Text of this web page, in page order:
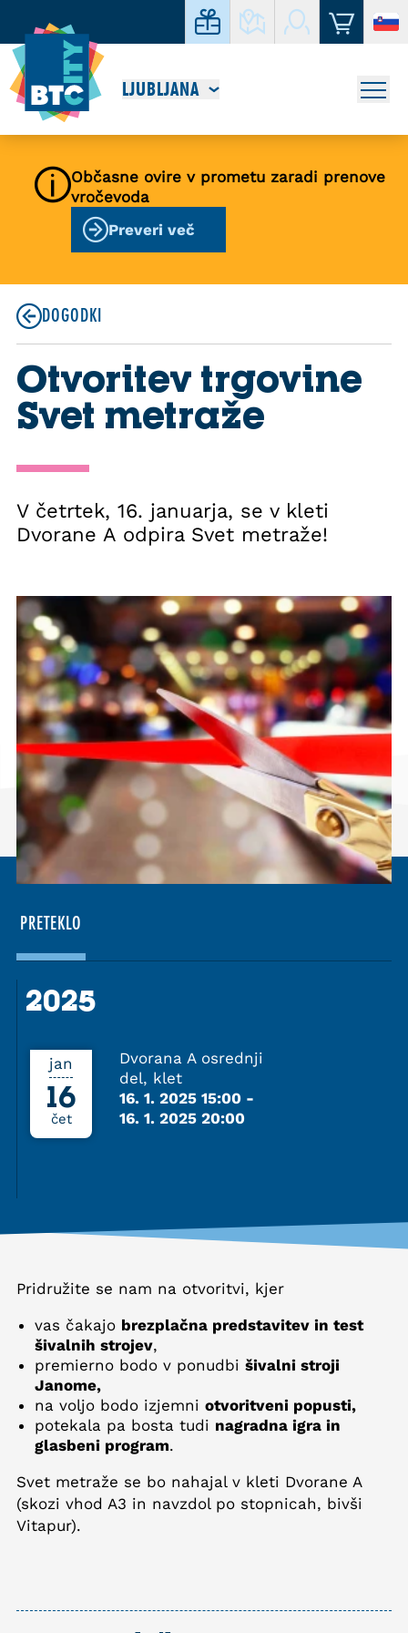
LJUBLJANA
Občasne ovire v prometu zaradi prenove
vročevoda
Preveri več
DOGODKI
Otvoritev trgovine
Svet metraže
V četrtek, 16. januarja, se v kleti
Dvorane A odpira Svet metraže!
PRETEKLO
2025
2025
jan
16
čet
Dvorana A osrednji
del, klet
16. 1. 2025 15:00 -
16. 1. 2025 20:00
Pridružite se nam na otvoritvi, kjer
vas čakajo brezplačna predstavitev in test
šivalnih strojev,
premierno bodo v ponudbi šivalni stroji
Janome,
na voljo bodo izjemni otvoritveni popusti,
potekala pa bosta tudi nagradna igra in
glasbeni program.
Svet metraže se bo nahajal v kleti Dvorane A
(skozi vhod A3 in navzdol po stopnicah, bivši
Vitapur).